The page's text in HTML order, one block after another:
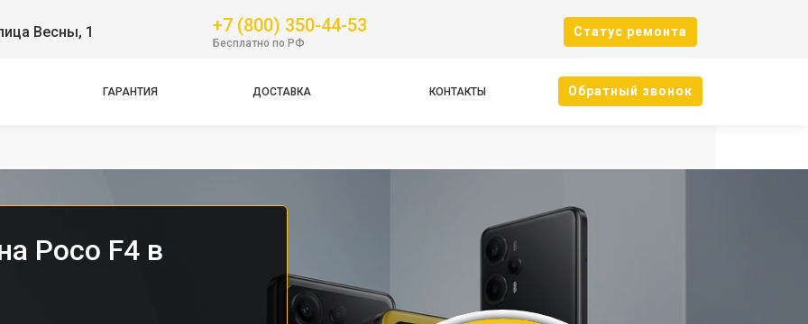
Весны, 1 +7 (800) 350-44-53
Бесплатно по РФ
Cтатус ремонта
ГАРАНТИЯ ДОСТАВКА КОНТАКТЫ Oбратный звонок
Poco F4 в